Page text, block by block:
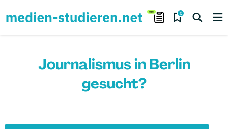
0
Journalismus in Berlin
gesucht?